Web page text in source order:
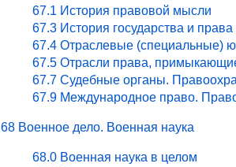
67.1 История правовой мысли
67.3 История государства и права
67.4 Отраслевые (специальные)
67.5 Отрасли права,
67.7 Судебные органы.
67.9 Международное право.
68 Военное дело. Военная наука
68.0 Военная наука в целом